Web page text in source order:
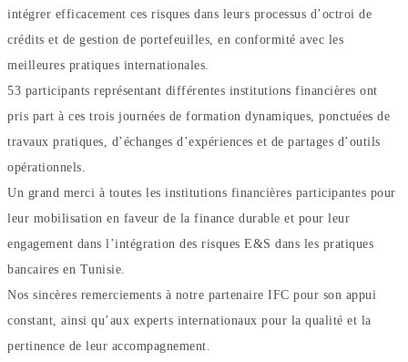
intégrer efficacement ces risques dans leurs processus d’octroi de
crédits et de gestion de portefeuilles, en conformité avec les
meilleures pratiques internationales.
53 participants représentant différentes institutions financières ont
pris part à ces trois journées de formation dynamiques, ponctuées de
travaux pratiques, d’échanges d’expériences et de partages d’outils
opérationnels.
Un grand merci à toutes les institutions financières participantes pour
leur mobilisation en faveur de la finance durable et pour leur
engagement dans l’intégration des risques E&S dans les pratiques
bancaires en Tunisie.
Nos sincères remerciements à notre partenaire IFC pour son appui
constant, ainsi qu’aux experts internationaux pour la qualité et la
pertinence de leur accompagnement.